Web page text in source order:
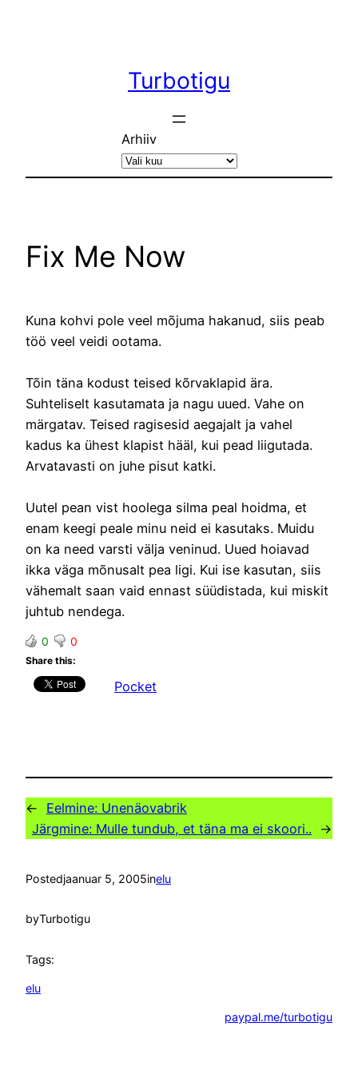
Turbotigu
Arhiiv
Fix Me Now
Kuna kohvi pole veel mõjuma hakanud, siis peab
töö veel veidi ootama.
Tõin täna kodust teised kõrvaklapid ära.
Suhteliselt kasutamata ja nagu uued. Vahe on
märgatav. Teised ragisesid aegajalt ja vahel
kadus ka ühest klapist hääl, kui pead liigutada.
Arvatavasti on juhe pisut katki.
Uutel pean vist hoolega silma peal hoidma, et
enam keegi peale minu neid ei kasutaks. Muidu
on ka need varsti välja veninud. Uued hoiavad
ikka väga mõnusalt pea ligi. Kui ise kasutan, siis
vähemalt saan vaid ennast süüdistada, kui miskit
juhtub nendega.
0 0
Share this:
Pocket
← Eelmine: Unenäovabrik
Järgmine: Mulle tundub, et täna ma ei skoori.. →
Postedjaanuar 5, 2005inelu
byTurbotigu
Tags:
elu
paypal.me/turbotigu